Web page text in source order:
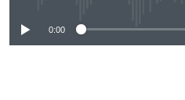
0:00